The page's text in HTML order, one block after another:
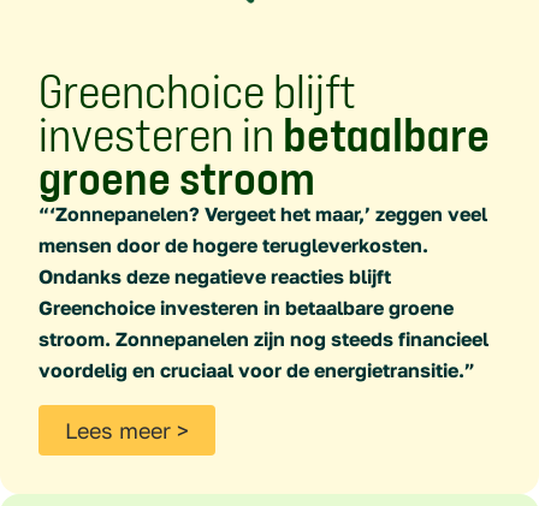
Greenchoice blijft
investeren inbetaalbare
groene stroom
“‘Zonnepanelen? Vergeet het maar,’ zeggen veel
mensen door de hogere terugleverkosten.
Ondanks deze negatieve reacties blijft
Greenchoice investeren in betaalbare groene
stroom. Zonnepanelen zijn nog steeds financieel
voordelig en cruciaal voor de energietransitie.”
Lees meer >